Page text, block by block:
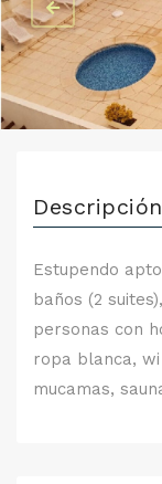
Estupendo
baños (2
personas con
ropa blanca,
mucamas,